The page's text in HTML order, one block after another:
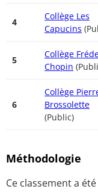
4
Collège Les
Capucins
5
Collège
Chopin
6
Collège
Brossolette
(Public)
Méthodologie
Ce classement a